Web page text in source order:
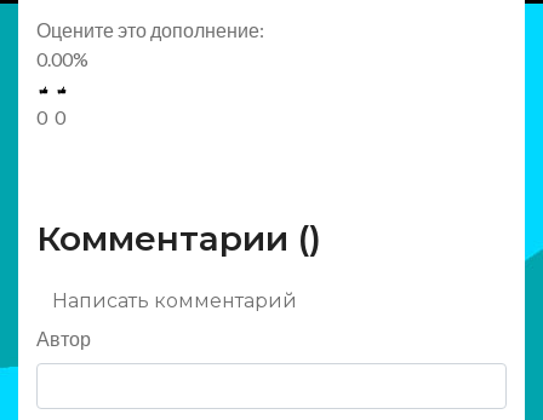
Оцените это дополнение:
0.00%
0 0
Комментарии ()
Написать комментарий
Автор